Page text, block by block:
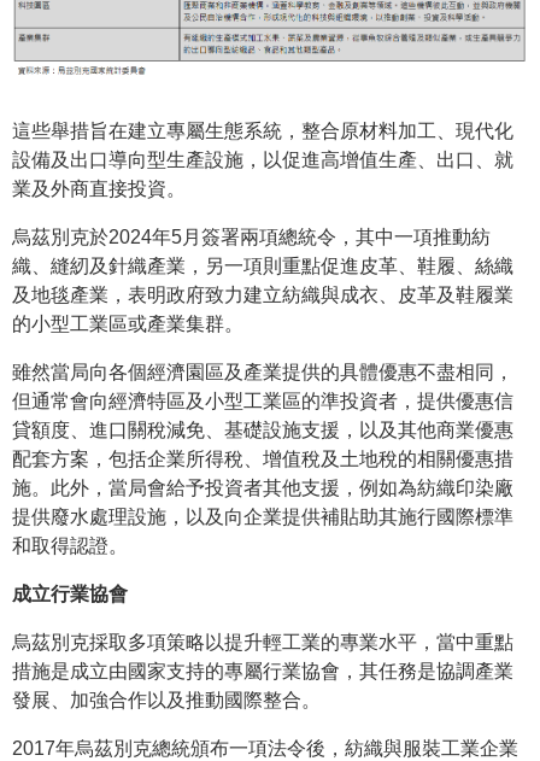
這些舉措旨在建立專屬生態系統，整合原材料加工、現代化
設備及出口導向型生產設施，以促進高增值生產、出口、就
業及外商直接投資。
烏茲別克於2024年5月簽署兩項總統令，其中一項推動紡
織、縫紉及針織產業，另一項則重點促進皮革、鞋履、絲織
及地毯產業，表明政府致力建立紡織與成衣、皮革及鞋履業
的小型工業區或產業集群。
雖然當局向各個經濟園區及產業提供的具體優惠不盡相同，
但通常會向經濟特區及小型工業區的準投資者，提供優惠信
貸額度、進口關稅減免、基礎設施支援，以及其他商業優惠
配套方案，包括企業所得稅、增值稅及土地稅的相關優惠措
施。此外，當局會給予投資者其他支援，例如為紡織印染廠
提供廢水處理設施，以及向企業提供補貼助其施行國際標準
和取得認證。
成立行業協會
烏茲別克採取多項策略以提升輕工業的專業水平，當中重點
措施是成立由國家支持的專屬行業協會，其任務是協調產業
發展、加強合作以及推動國際整合。
2017年烏茲別克總統頒布一項法令後，紡織與服裝工業企業